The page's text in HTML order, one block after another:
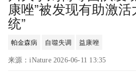
康唑”被发现有助激活
统”
帕金森病 自噬失调 益康唑
来源：iNature 2026-06-11 13:35